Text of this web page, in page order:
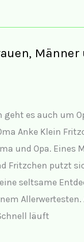
Männer
geht es auch um
Anke Klein
und Opa. Eines
Fritzchen putzt
seltsame
läuft